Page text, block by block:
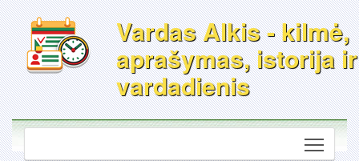
Vardas Alkis - kilmė,
aprašymas, istorija ir
vardadienis